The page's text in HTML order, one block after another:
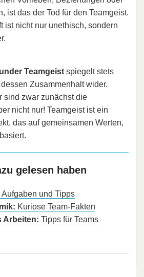
ist das der Tod für den Teamgeist.
ist nicht nur unethisch, sondern
Teamgeist spiegelt stets
Zusammenhalt wider.
sind zwar zunächst die
nicht nur! Teamgeist ist ein
das auf gemeinsamen Werten,
gelesen haben
Aufgaben und Tipps
Kuriose Team-Fakten
Arbeiten: Tipps für Teams